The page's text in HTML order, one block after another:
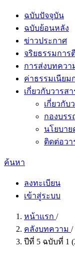
ฉบับปัจจุบัน
ฉบับย้อนหลัง
ข่าวประกาศ
จริยธรรมการ
การส่งบทควา
ค่าธรรมเนียม
เกี่ยวกับวารสา
เกี่ยวกับ
กองบร
นโยบาย
ติดต่อวา
ค้นหา
ลงทะเบียน
เข้าสู่ระบบ
หน้าแรก /
คลังบทความ /
ปีที่ 5 ฉบับที่ 1